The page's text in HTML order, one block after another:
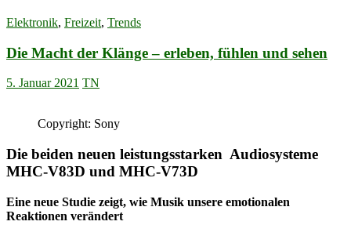
Elektronik, Freizeit, Trends
Die Macht der Klänge – erleben, fühlen und sehen
5. Januar 2021 TN
Copyright: Sony
Die beiden neuen leistungsstarken Audiosysteme
MHC-V83D und MHC-V73D
Eine neue Studie zeigt, wie Musik unsere emotionalen
Reaktionen verändert